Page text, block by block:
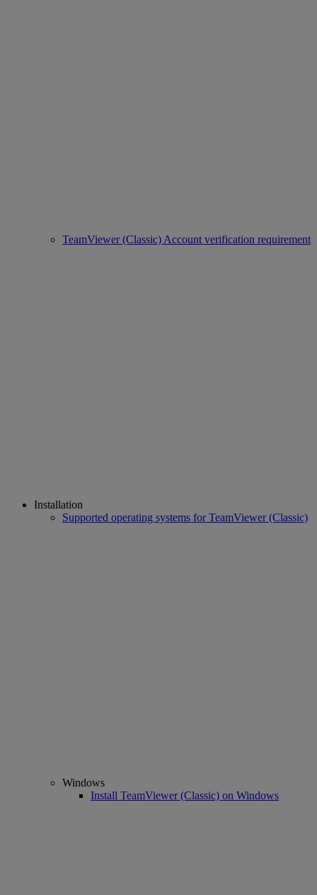
TeamViewer (Classic) Account verification requirement
Installation
Supported operating systems for TeamViewer (Classic)
Windows
Install TeamViewer (Classic) on Windows